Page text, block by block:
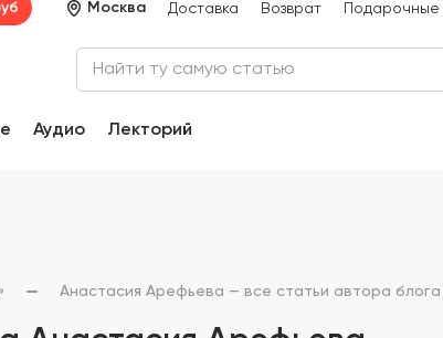
Москва Доставка Возврат
Аудио Лекторий
Анастасия Арефьева — все статьи автора